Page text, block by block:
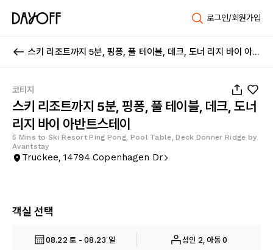
로그인/회원가입
스키 리조트까지 5분, 핑퐁, 풀 테이블, 데크, 도너 리지 바이 아반트스테이
코티지
스키 리조트까지 5분, 핑퐁, 풀 테이블, 데크, 도너
리지 바이 아반트스테이
5 Mins to Ski Resort Ping Pong, Pool Table, Deck Donner Ridge by
Avantstay
Truckee, 14794 Copenhagen Dr
객실 선택
08.22 토 - 08.23 일 성인 2, 아동 0